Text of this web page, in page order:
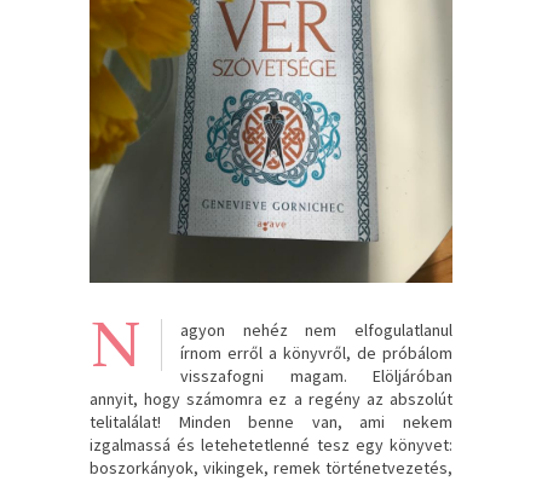
N
agyon nehéz nem elfogulatlanul
írnom erről a könyvről, de próbálom
visszafogni magam. Elöljáróban
annyit, hogy számomra ez a regény az abszolút
telitalálat! Minden benne van, ami nekem
izgalmassá és letehetetlenné tesz egy könyvet:
boszorkányok, vikingek, remek történetvezetés,